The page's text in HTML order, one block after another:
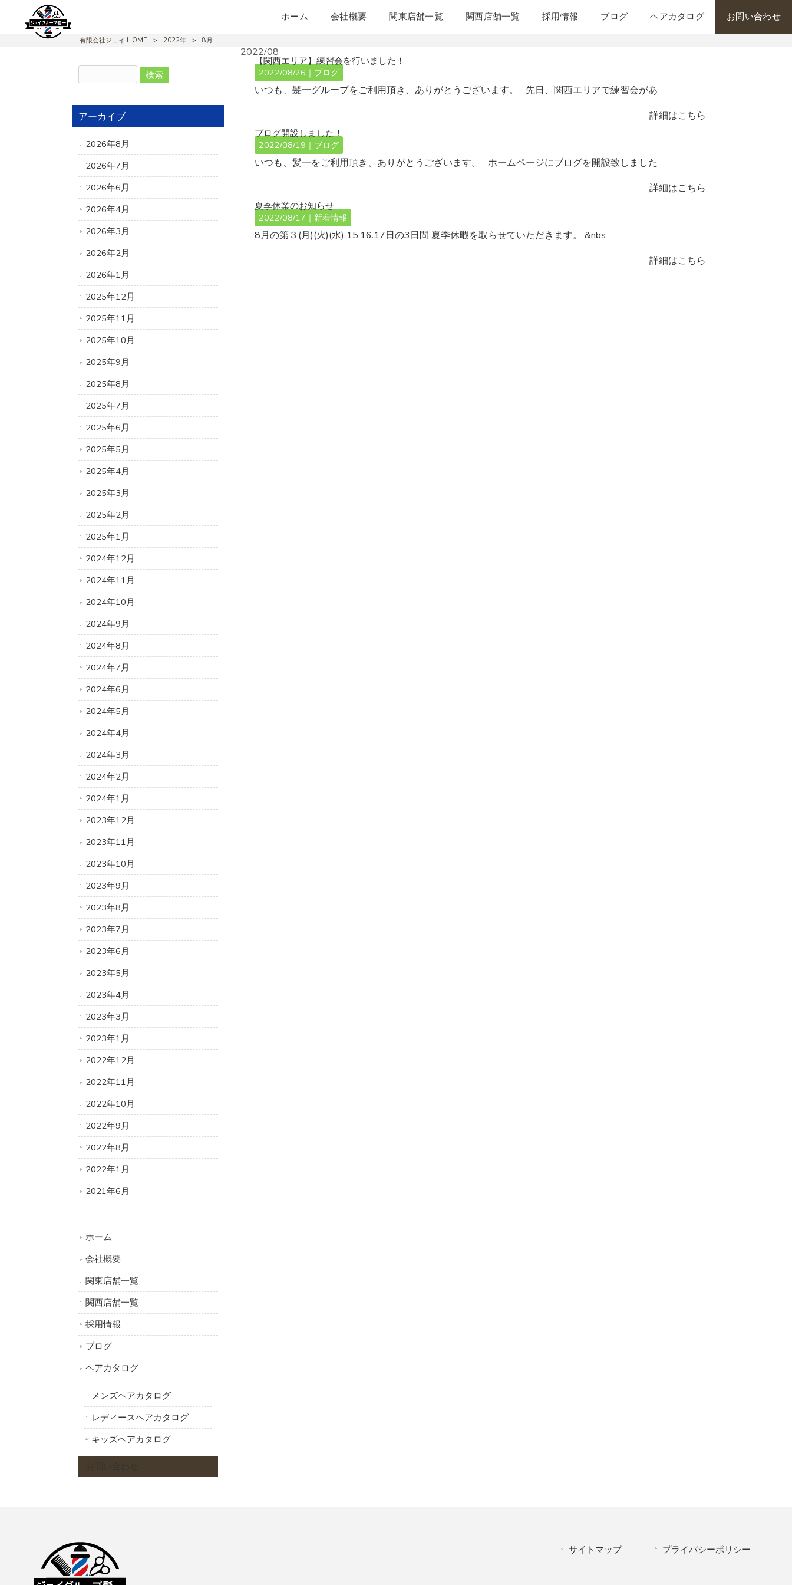
ホーム 会社概要 関東店舗一覧 関西店舗一覧 採用情報 ブログ ヘアカタログ お問い合わせ
有限会社ジェイ HOME > 2022年 > 8月
2022/08
【関西エリア】練習会を行いました！
2022/08/26｜ ブログ
いつも、髪一グループをご利用頂き、ありがとうございます。 先日、関西エリアで練習会があ
詳細はこちら
ブログ開設しました！
2022/08/19｜ ブログ
いつも、髪一をご利用頂き、ありがとうございます。 ホームページにブログを開設致しました
詳細はこちら
夏季休業のお知らせ
2022/08/17｜新着情報
8月の第３(月)(火)(水) 15.16.17日の3日間 夏季休暇を取らせていただきます。 &nbs
詳細はこちら
アーカイブ
2026年8月
2026年7月
2026年6月
2026年4月
2026年3月
2026年2月
2026年1月
2025年12月
2025年11月
2025年10月
2025年9月
2025年8月
2025年7月
2025年6月
2025年5月
2025年4月
2025年3月
2025年2月
2025年1月
2024年12月
2024年11月
2024年10月
2024年9月
2024年8月
2024年7月
2024年6月
2024年5月
2024年4月
2024年3月
2024年2月
2024年1月
2023年12月
2023年11月
2023年10月
2023年9月
2023年8月
2023年7月
2023年6月
2023年5月
2023年4月
2023年3月
2023年1月
2022年12月
2022年11月
2022年10月
2022年9月
2022年8月
2022年1月
2021年6月
ホーム
会社概要
関東店舗一覧
関西店舗一覧
採用情報
ブログ
ヘアカタログ
メンズヘアカタログ
レディースヘアカタログ
キッズヘアカタログ
サイトマップ プライバシーポリシー